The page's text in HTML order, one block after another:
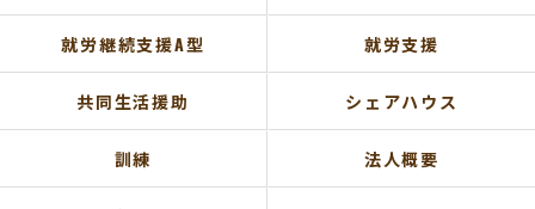
就労継続支援A型 就労支援
共同生活援助 シェアハウス
訓練 法人概要